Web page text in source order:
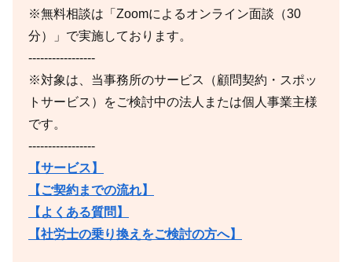
※無料相談は「Zoomによるオンライン面談（30
分）」で実施しております。
-----------------
※対象は、当事務所のサービス（顧問契約・スポッ
トサービス）をご検討中の法人または個人事業主様
です。
-----------------
【サービス】
【ご契約までの流れ】
【よくある質問】
【社労士の乗り換えをご検討の方へ】